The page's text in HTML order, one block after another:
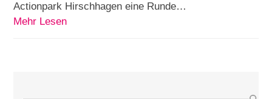
Actionpark Hirschhagen eine Runde…
Mehr Lesen